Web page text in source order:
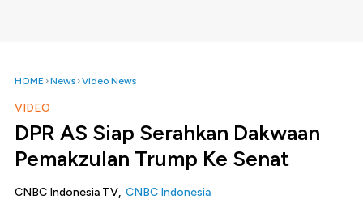
HOME News Video News
VIDEO
DPR AS Siap Serahkan Dakwaan
Pemakzulan Trump Ke Senat
CNBC Indonesia TV, CNBC Indonesia